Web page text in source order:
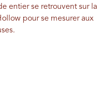
entier se retrouvent sur la
pour se mesurer aux